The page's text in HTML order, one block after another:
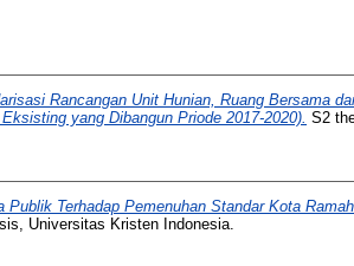
Rancangan Unit Hunian, Ruang Bersama
yang Dibangun Priode 2017-2020). S2
Publik Terhadap Pemenuhan Standar Kota
Universitas Kristen Indonesia.